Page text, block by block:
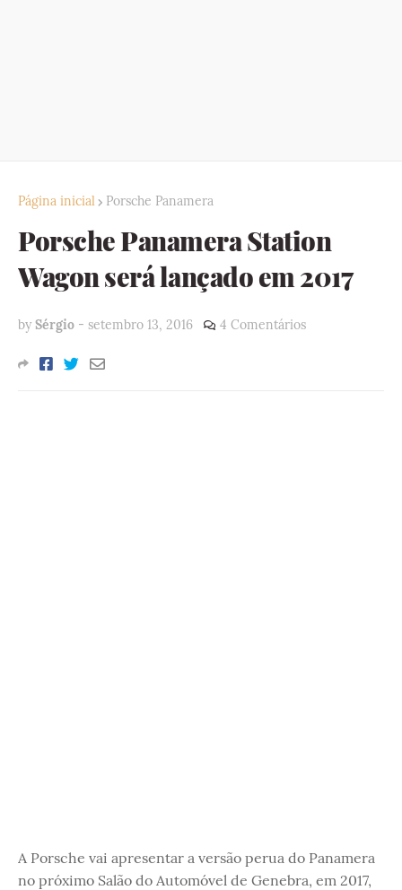
Página inicial Porsche Panamera
Porsche Panamera Station
Wagon será lançado em 2017
by Sérgio - setembro 13, 2016 4 Comentários
A Porsche vai apresentar a versão perua do Panamera
no próximo Salão do Automóvel de Genebra, em 2017,